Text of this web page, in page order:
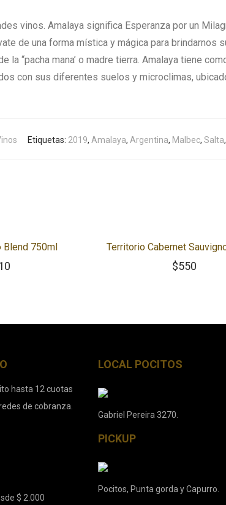
vinos. Amalaya significa Esperanza por un
de una forma mística y mágica para brindarnos
“pacha mana’ o madre tierra. Amalaya tiene
con sus diferentes suelos y microclimas,
Etiquetas: 2019, Amalaya, Argentina, Malbec, Salta,
Blend 750ml Territorio Cabernet
$550
hasta 12 cuotas
de cobranza.
$ 2.000
LOCAL POCITOS
Gabriel Pereira 3270.
PICKUP
Pocitos, Punta gorda y Capurro.